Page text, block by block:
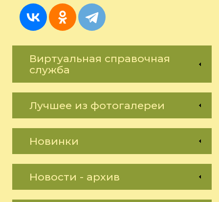
Виртуальная справочная
служба
Лучшее из фотогалереи
Новинки
Новости - архив